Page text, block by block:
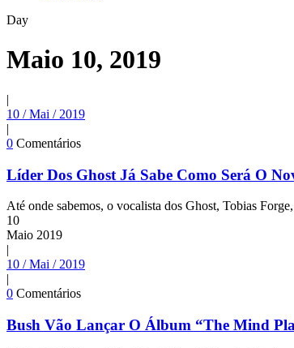
Day
Maio 10, 2019
|
10 / Mai / 2019
|
0 Comentários
Líder Dos Ghost Já Sabe Como Será O
Até onde sabemos, o vocalista dos Ghost, Tobias
10
Maio 2019
|
10 / Mai / 2019
|
0 Comentários
Bush Vão Lançar O Álbum “The Mind